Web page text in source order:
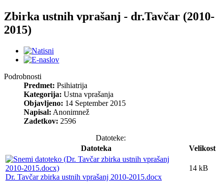
Zbirka ustnih vprašanj - dr.Tavčar (2010-
2015)
Podrobnosti
Predmet: Psihiatrija
Kategorija: Ustna vprašanja
Objavljeno: 14 September 2015
Napisal: Anonimnež
Zadetkov: 2596
Datoteke:
Datoteka
Velikost
Dr. Tavčar zbirka ustnih vprašanj 2010-2015.docx
14 kB